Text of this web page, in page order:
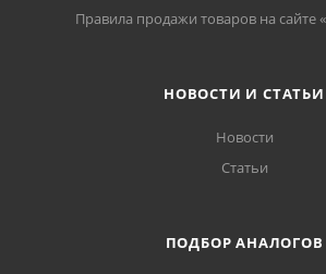
Правила продажи товаров на сайте
НОВОСТИ И СТАТЬИ
Новости
Статьи
ПОДБОР АНАЛОГОВ